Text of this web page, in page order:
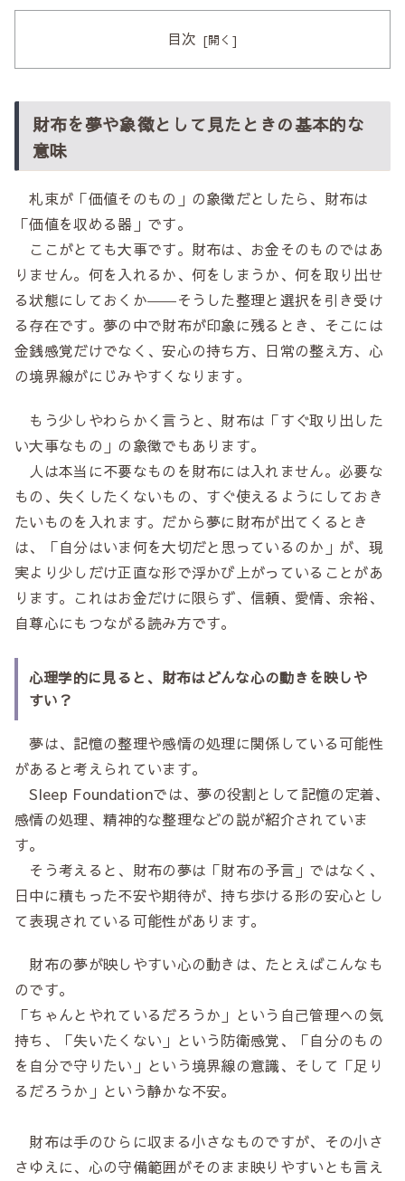
目次
財布を夢や象徴として見たときの基本的な
意味
札束が「価値そのもの」の象徴だとしたら、財布は
「価値を収める器」です。
ここがとても大事です。財布は、お金そのものではあ
りません。何を入れるか、何をしまうか、何を取り出せ
る状態にしておくか――そうした整理と選択を引き受け
る存在です。夢の中で財布が印象に残るとき、そこには
金銭感覚だけでなく、安心の持ち方、日常の整え方、心
の境界線がにじみやすくなります。
もう少しやわらかく言うと、財布は「すぐ取り出した
い大事なもの」の象徴でもあります。
人は本当に不要なものを財布には入れません。必要な
もの、失くしたくないもの、すぐ使えるようにしておき
たいものを入れます。だから夢に財布が出てくるとき
は、「自分はいま何を大切だと思っているのか」が、現
実より少しだけ正直な形で浮かび上がっていることがあ
ります。これはお金だけに限らず、信頼、愛情、余裕、
自尊心にもつながる読み方です。
心理学的に見ると、財布はどんな心の動きを映しや
すい？
夢は、記憶の整理や感情の処理に関係している可能性
があると考えられています。
Sleep Foundationでは、夢の役割として記憶の定着、
感情の処理、精神的な整理などの説が紹介されていま
す。
そう考えると、財布の夢は「財布の予言」ではなく、
日中に積もった不安や期待が、持ち歩ける形の安心とし
て表現されている可能性があります。
財布の夢が映しやすい心の動きは、たとえばこんなも
のです。
「ちゃんとやれているだろうか」という自己管理への気
持ち、「失いたくない」という防衛感覚、「自分のもの
を自分で守りたい」という境界線の意識、そして「足り
るだろうか」という静かな不安。
財布は手のひらに収まる小さなものですが、その小さ
さゆえに、心の守備範囲がそのまま映りやすいとも言え